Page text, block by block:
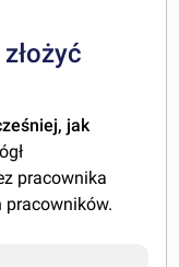
jak
pracownika